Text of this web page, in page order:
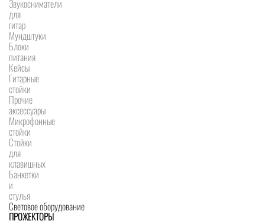
Звукосниматели
для
гитар
Мундштуки
Блоки
питания
Кейсы
Гитарные
стойки
Прочие
аксессуары
Микрофонные
стойки
Стойки
для
клавишных
Банкетки
и
стулья
Световое оборудование
ПРОЖЕКТОРЫ